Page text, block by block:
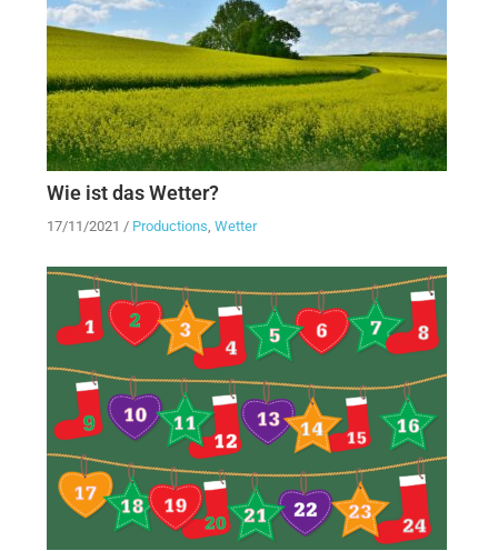
Wie ist das Wetter?
17/11/2021 / Productions Wetter